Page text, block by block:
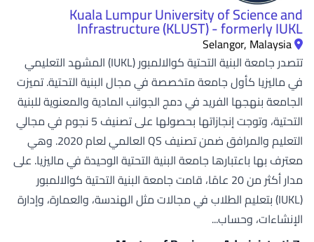
Kuala Lumpur University of Science and
Infrastructure (KLUST) - formerly IUKL
Selangor, Malaysia
تتصدر جامعة البنية التحتية كوالالمبور (IUKL) المشهد التعليمي
في ماليزيا كأول جامعة متخصصة في مجال البنية التحتية. تميزت
الجامعة بنهجها الفريد في دمج الجوانب المادية والمعنوية للبنية
التحتية، وتوجت إنجازاتها بحصولها على تصنيف 5 نجوم في مجالي
التعليم والمرافق ضمن تصنيف QS العالمي لعام 2020. وهي
معترف بها باعتبارها جامعة البنية التحتية الوحيدة في ماليزيا. على
مدار أكثر من 20 عامًا، قامت جامعة البنية التحتية كوالالمبور
(IUKL) بتعليم الطلاب في مجالات مثل الهندسة، والعمارة، وإدارة
الإنشاءات، وحساب...